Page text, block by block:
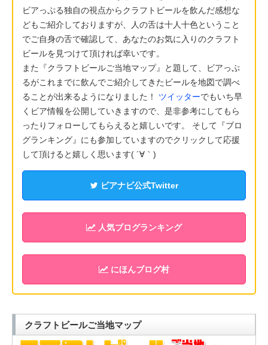
ビアっぷる独自の視点からクラフトビールを飲んだ感想な
どもご紹介しておりますが、人の舌は十人十色ということ
でご自身の舌で確認して、あなたのお気に入りのクラフト
ビールを見つけて頂ければ幸いです。
また『クラフトビールご当地マップ』と題して、ビアっぷ
るがこれまでに飲んでご紹介してきたビールを地図で調べ
ることが出来るようになりました！ ツイッターでもいち早
くビア情報を公開していきますので、是非参考にしてもら
ったりフォローしてもらえると嬉しいです。 そして『ブロ
グランキング』にも参加していますのでクリックして応援
して頂けると嬉しく思います( ´∀｀)
ビアナビ公式Twitter
人気ブログランキング
にほんブログ村
クラフトビールご当地マップ